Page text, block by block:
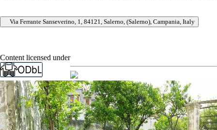
Via Ferrante Sanseverino, 1, 84121, Salerno, (Salerno), Campania, Italy
Content licensed under